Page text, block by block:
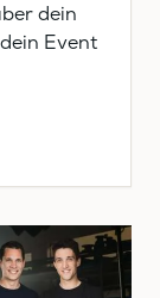
dein
Event